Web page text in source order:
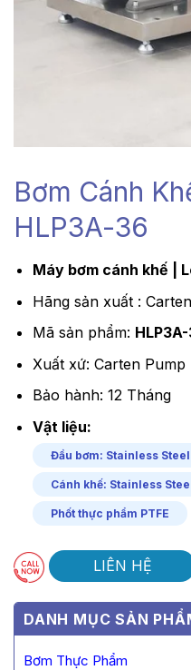
DANH MỤC SẢN
Bơm Thực Phẩm
Bơm Cánh
HLP3A-36
Máy bơm cánh khế |
Hãng sản xuất :
Mã sản phẩm:
Xuất xứ: Carten
Bảo hành: 12 Tháng
Vật liệu:
Đầu bơm: Stainless Steel
Cánh khế: Stainless
Phốt thực phẩm PTFE
LIÊN HỆ